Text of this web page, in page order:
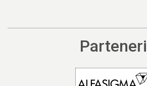
Parteneri